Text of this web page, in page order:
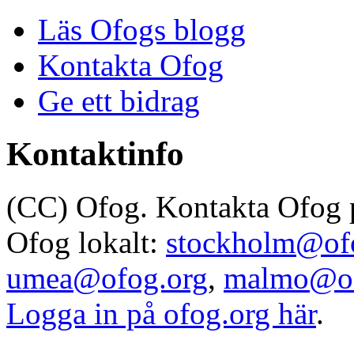
Läs Ofogs blogg
Kontakta Ofog
Ge ett bidrag
Kontaktinfo
(CC) Ofog. Kontakta Ofog
Ofog lokalt:
umea@ofog.org,
Logga in på ofog.org här.